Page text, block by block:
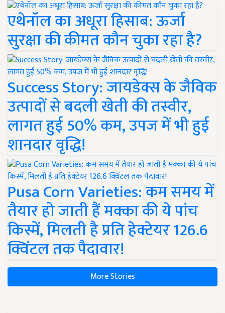
एथेनॉल का अधूरा हिसाब: ऊर्जा
सुरक्षा की कीमत कौन चुका रहा है?
Success Story: जायडेक्स के जैविक
उत्पादों से बदली खेती की तस्वीर,
लागत हुई 50% कम, उपज में भी हुई
शानदार वृद्धि!
Pusa Corn Varieties: कम समय में
तैयार हो जाती हैं मक्का की ये पांच
किस्में, मिलती है प्रति हेक्टेयर 126.6
क्विंटल तक पैदावार!
More Stories